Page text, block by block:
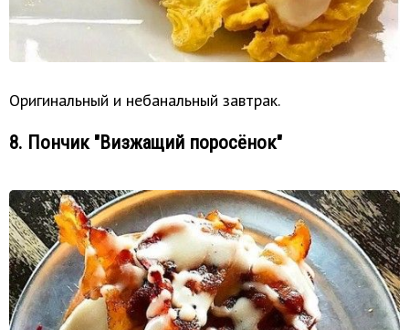
Оригинальный и небанальный завтрак.
8. Пончик "Визжащий поросёнок"